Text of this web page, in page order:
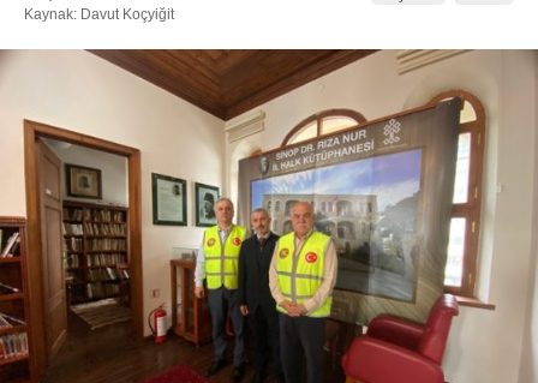
Kaynak: Davut Koçyiğit